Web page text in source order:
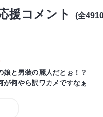
援コメント (全
娘と男装の麗人だとぉ！？
が何やら訳ワカメですなぁ